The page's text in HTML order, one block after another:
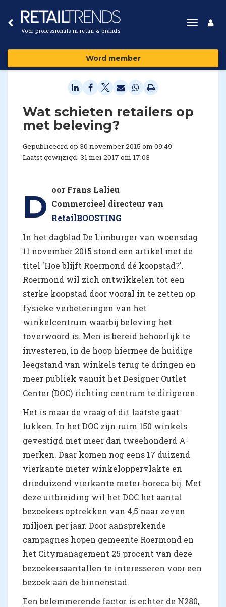
Voor professionals in retail & brands
Toggle
Word member
Wat schieten retailers op
met beleving?
Gepubliceerd op 30 november 2015 om 09:49
Laatst gewijzigd: 31 mei 2017 om 17:03
D oor Frans Lalieu
Commercieel directeur van
RetailBOOSTING
In het dagblad De Limburger van woensdag
11 november 2015 stond een artikel met de
titel 'Hoe blijft Roermond dé koopstad?'.
Roermond wil zich ontwikkelen tot een
sterke koopstad door vooral in te zetten op
fysieke verbeteringen van het
winkelcentrum waarbij beleving het
toverwoord is. Men is bereid behoorlijk te
investeren, in de hoop hiermee de huidige
leegstand van winkels terug te dringen en
meer publiek vanuit het Designer Outlet
Center (DOC) richting centrum te dirigeren.
Het is maar de vraag of dit laatste gaat
lukken. In het DOC zijn ruim 150 winkels
gevestigd met meer dan tweehonderd A-
merken. Daar komen nog eens 17 duizend
vierkante meter winkeloppervlakte en
drieduizend vierkante meter horeca bij. Met
deze uitbreiding wil het DOC het aantal
bezoekers optrekken van 4,5 naar zeven
miljoen per jaar. Door aansprekende
campagnes hopen gemeente Roermond en
het Citymanagement 25 procent van deze
bezoekersaantallen te interesseren voor een
bezoek aan de binnenstad.
Een belemmerende factor is echter de N280,